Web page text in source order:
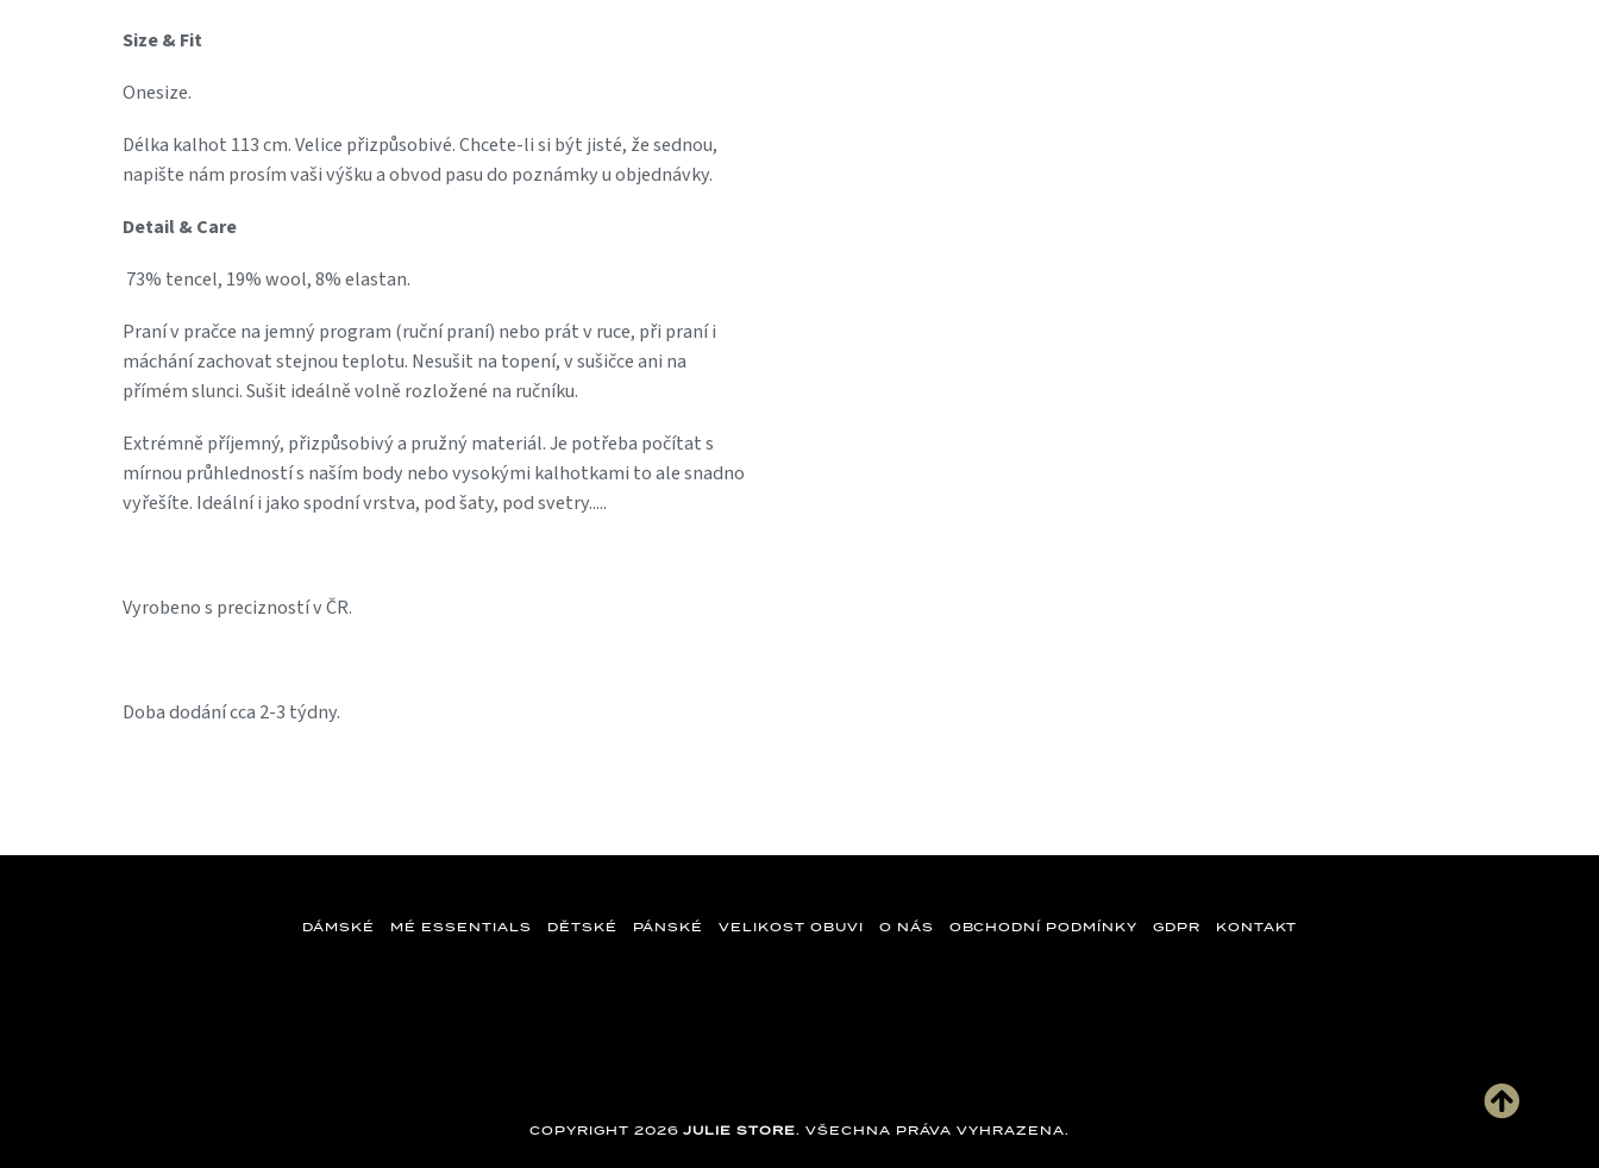
Size & Fit
Onesize.
Délka kalhot 113 cm. Velice přizpůsobivé. Chcete-li si být jisté, že sednou,
napište nám prosím vaši výšku a obvod pasu do poznámky u objednávky.
Detail & Care
73% tencel, 19% wool, 8% elastan.
Praní v pračce na jemný program (ruční praní) nebo prát v ruce, při praní i
máchání zachovat stejnou teplotu. Nesušit na topení, v sušičce ani na
přímém slunci. Sušit ideálně volně rozložené na ručníku.
Extrémně příjemný, přizpůsobivý a pružný materiál. Je potřeba počítat s
mírnou průhledností s naším body nebo vysokými kalhotkami to ale snadno
vyřešíte. Ideální i jako spodní vrstva, pod šaty, pod svetry.....
Vyrobeno s precizností v ČR.
Doba dodání cca 2-3 týdny.
DÁMSKÉ MÉ ESSENTIALS DĚTSKÉ PÁNSKÉ VELIKOST OBUVI O NÁS OBCHODNÍ PODMÍNKY GDPR KONTAKT
COPYRIGHT 2026JULIE STORE. VŠECHNA PRÁVA VYHRAZENA.